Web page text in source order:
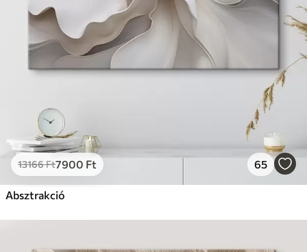
13166Ft7900 Ft 65
Absztrakció